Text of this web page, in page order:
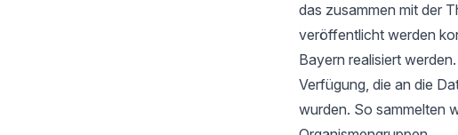
das zusammen mit der
veröffentlicht werden
Bayern realisiert
Verfügung, die an die
wurden. So sammelten